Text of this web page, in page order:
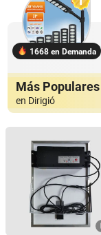
1668 en Demanda
Más
en Dirigió
Jiaxing Xinyue
Zhejiang, China